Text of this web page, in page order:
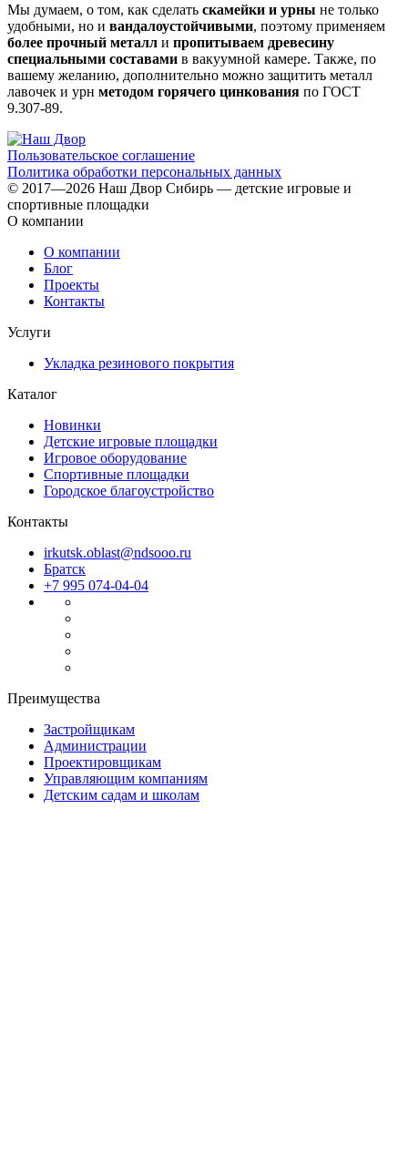
Мы думаем, о том, как сделать скамейки и урны не только
удобными, но и вандалоустойчивыми, поэтому применяем
более прочный металл и пропитываем древесину
специальными составами в вакуумной камере. Также, по
вашему желанию, дополнительно можно защитить металл
лавочек и урн методом горячего цинкования по ГОСТ
9.307-89.
Пользовательское соглашение
Политика обработки персональных данных
© 2017—2026 Наш Двор Сибирь — детские игровые и
спортивные площадки
О компании
О компании
Блог
Проекты
Контакты
Услуги
Укладка резинового покрытия
Каталог
Новинки
Детские игровые площадки
Игровое оборудование
Спортивные площадки
Городское благоустройство
Контакты
irkutsk.oblast@ndsooo.ru
Братск
+7 995 074-04-04
Преимущества
Застройщикам
Администрации
Проектировщикам
Управляющим компаниям
Детским садам и школам